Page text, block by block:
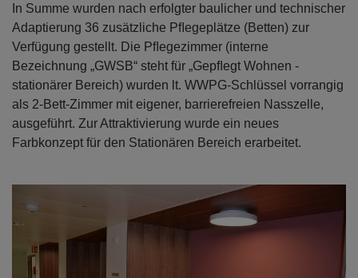
In Summe wurden nach erfolgter baulicher und technischer
Adaptierung 36 zusätzliche Pﬂegeplätze (Betten) zur
Verfügung gestellt. Die Pﬂegezimmer (interne
Bezeichnung „GWSB“ steht für „Gepﬂegt Wohnen -
stationärer Bereich) wurden lt. WWPG-Schlüssel vorrangig
als 2-Bett-Zimmer mit eigener, barrierefreien Nasszelle,
ausgeführt. Zur Attraktivierung wurde ein neues
Farbkonzept für den Stationären Bereich erarbeitet.